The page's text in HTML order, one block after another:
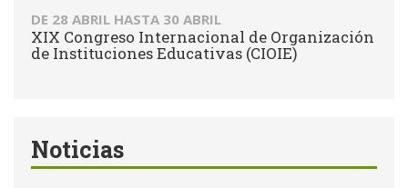
DE 28 ABRIL HASTA 30 ABRIL
XIX Congreso Internacional de Organización
de Instituciones Educativas (CIOIE)
Noticias